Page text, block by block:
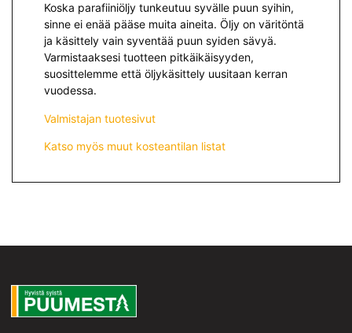
Koska parafiiniöljy tunkeutuu syvälle puun syihin,
sinne ei enää pääse muita aineita. Öljy on väritöntä
ja käsittely vain syventää puun syiden sävyä.
Varmistaaksesi tuotteen pitkäikäisyyden,
suosittelemme että öljykäsittely uusitaan kerran
vuodessa.
Valmistajan tuotesivut
Katso myös muut kosteantilan listat